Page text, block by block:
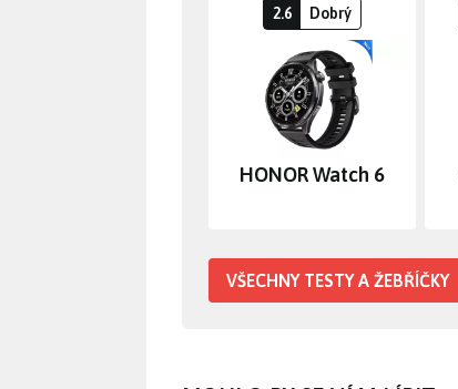
2.6 Dobrý
HONOR Watch 6
VŠECHNY TESTY A ŽEBŘÍČKY